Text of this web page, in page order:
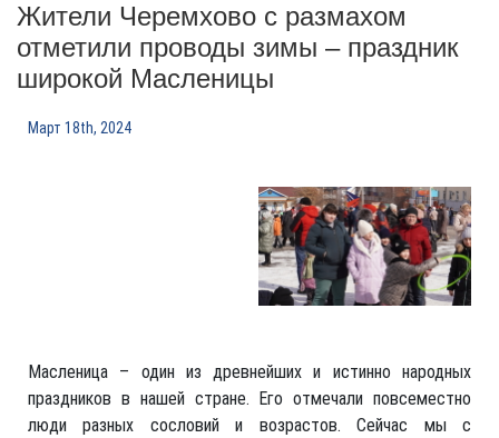
Жители Черемхово с размахом
отметили проводы зимы – праздник
широкой Масленицы
Март 18th, 2024
Масленица – один из древнейших и истинно народных
праздников в нашей стране. Его отмечали повсеместно
люди разных сословий и возрастов. Сейчас мы с